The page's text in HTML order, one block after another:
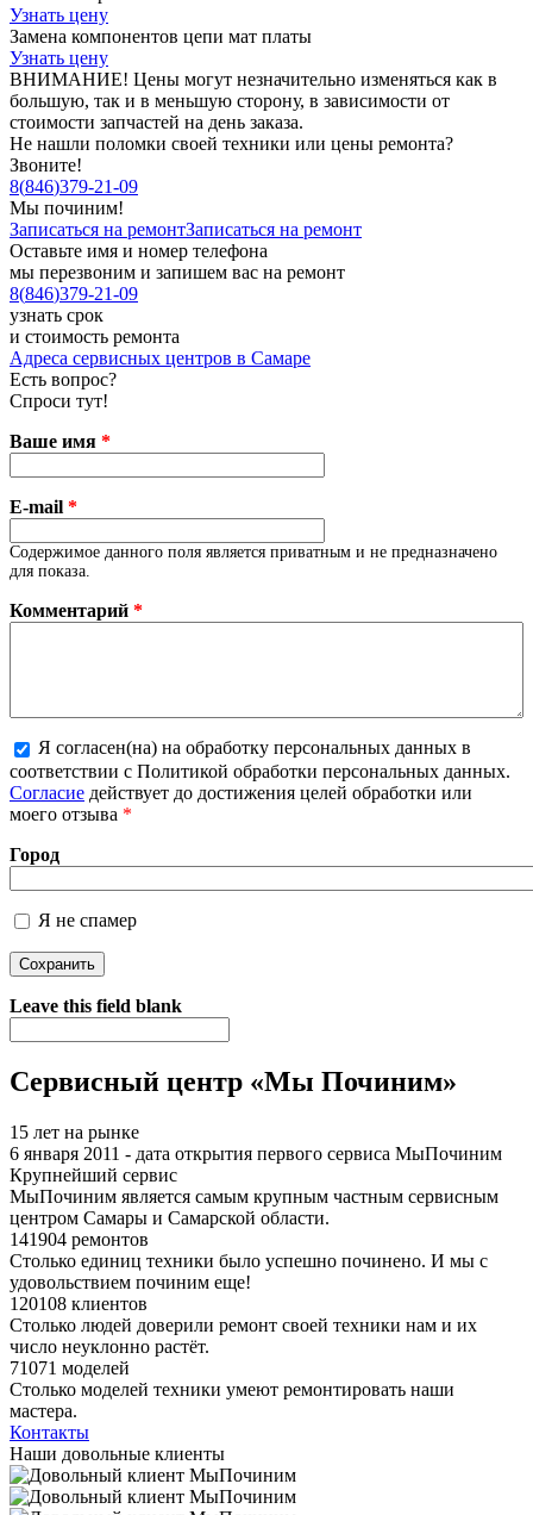
Узнать цену
Замена компонентов цепи мат платы
Узнать цену
ВНИМАНИЕ! Цены могут незначительно изменяться как в
большую, так и в меньшую сторону, в зависимости от
стоимости запчастей на день заказа.
Не нашли поломки своей техники или цены ремонта?
Звоните!
8(846)379-21-09
Мы починим!
Записаться на ремонтЗаписаться на ремонт
Оставьте имя и номер телефона
мы перезвоним и запишем вас на ремонт
8(846)379-21-09
узнать срок
и стоимость ремонта
Адреса сервисных центров в Самаре
Есть вопрос?
Спроси тут!
Ваше имя *
E-mail *
Содержимое данного поля является приватным и не предназначено
для показа.
Комментарий *
Более подробная информация о текстовых форматах
Я согласен(на) на обработку персональных данных в
соответствии с Политикой обработки персональных данных.
Согласие действует до достижения целей обработки или
моего отзыва *
Город
Я не спамер
Я спамер
Leave this field blank
Сервисный центр «Мы Починим»
15 лет на рынке
6 января 2011 - дата открытия первого сервиса МыПочиним
Крупнейший сервис
МыПочиним является самым крупным частным сервисным
центром Самары и Самарской области.
141904 ремонтов
Столько единиц техники было успешно починено. И мы с
удовольствием починим еще!
120108 клиентов
Столько людей доверили ремонт своей техники нам и их
число неуклонно растёт.
71071 моделей
Столько моделей техники умеют ремонтировать наши
мастера.
Контакты
Наши довольные клиенты